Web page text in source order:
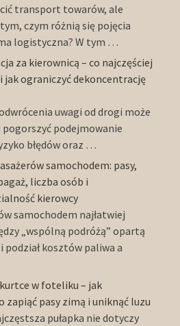
transport towarów, ale
czym różnią się pojęcia
logistyczna? W tym …
za kierownicą – co najczęściej
jak ograniczyć dekoncentrację
uwagi od drogi może
pogorszyć podejmowanie
błędów oraz …
samochodem: pasy,
liczba osób i
kierowcy
samochodem najłatwiej
„wspólną podróżą” opartą
kosztów paliwa a
w foteliku – jak
zapiąć pasy zimą i uniknąć luzu
pułapka nie dotyczy